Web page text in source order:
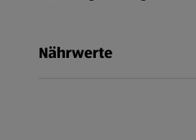
Nährwerte